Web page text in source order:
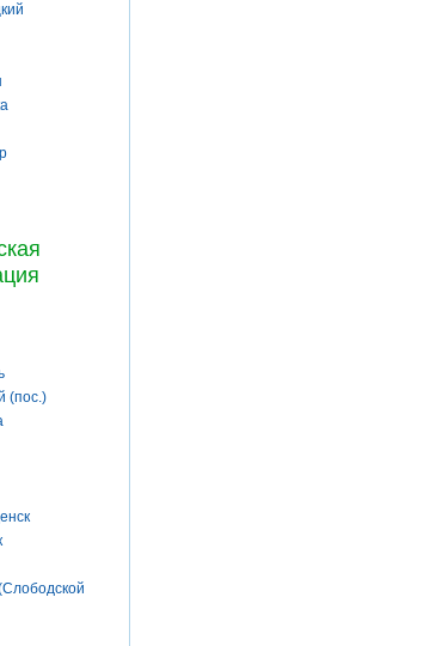
(пос.)